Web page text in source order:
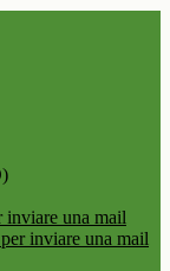
inviare una mail
inviare una mail